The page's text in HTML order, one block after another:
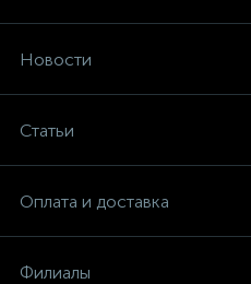
Новости
Статьи
Оплата и доставка
Филиалы